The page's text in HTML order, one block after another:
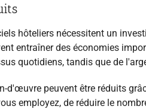
hôteliers nécessitent un
entraîner des économies
quotidiens, tandis que de
d'œuvre peuvent être réduits
employez, de réduire le